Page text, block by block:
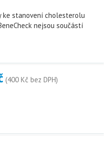
ke stanovení cholesterolu
nejsou součástí
(400 Kč bez DPH)